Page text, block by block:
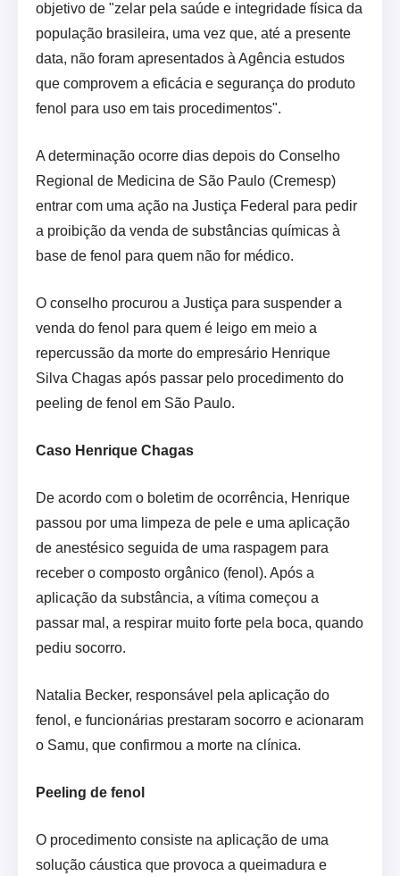
objetivo de "zelar pela saúde e integridade física da
população brasileira, uma vez que, até a presente
data, não foram apresentados à Agência estudos
que comprovem a eficácia e segurança do produto
fenol para uso em tais procedimentos".
A determinação ocorre dias depois do Conselho
Regional de Medicina de São Paulo (Cremesp)
entrar com uma ação na Justiça Federal para pedir
a proibição da venda de substâncias químicas à
base de fenol para quem não for médico.
O conselho procurou a Justiça para suspender a
venda do fenol para quem é leigo em meio a
repercussão da morte do empresário Henrique
Silva Chagas após passar pelo procedimento do
peeling de fenol em São Paulo.
Caso Henrique Chagas
De acordo com o boletim de ocorrência, Henrique
passou por uma limpeza de pele e uma aplicação
de anestésico seguida de uma raspagem para
receber o composto orgânico (fenol). Após a
aplicação da substância, a vítima começou a
passar mal, a respirar muito forte pela boca, quando
pediu socorro.
Natalia Becker, responsável pela aplicação do
fenol, e funcionárias prestaram socorro e acionaram
o Samu, que confirmou a morte na clínica.
Peeling de fenol
O procedimento consiste na aplicação de uma
solução cáustica que provoca a queimadura e